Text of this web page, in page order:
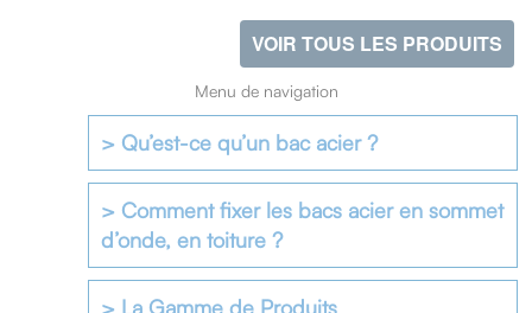
VOIR TOUS LES PRODUITS
Menu de navigation
> Qu’est-ce qu’un bac acier ?
> Comment fixer les bacs acier en sommet
d’onde, en toiture ?
> La Gamme de Produits